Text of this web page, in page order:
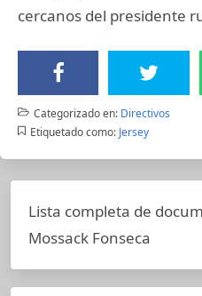
cercanos del presidente
Categorizado en: Directivos
Etiquetado como: Jersey
Lista completa de
Mossack Fonseca